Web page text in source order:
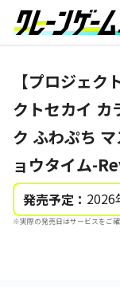
【プロジェ
クトセカイ カ
ク ふわぷち
ョウタイム-
発売予定： 2026
※実際の発売日はサービスをご確